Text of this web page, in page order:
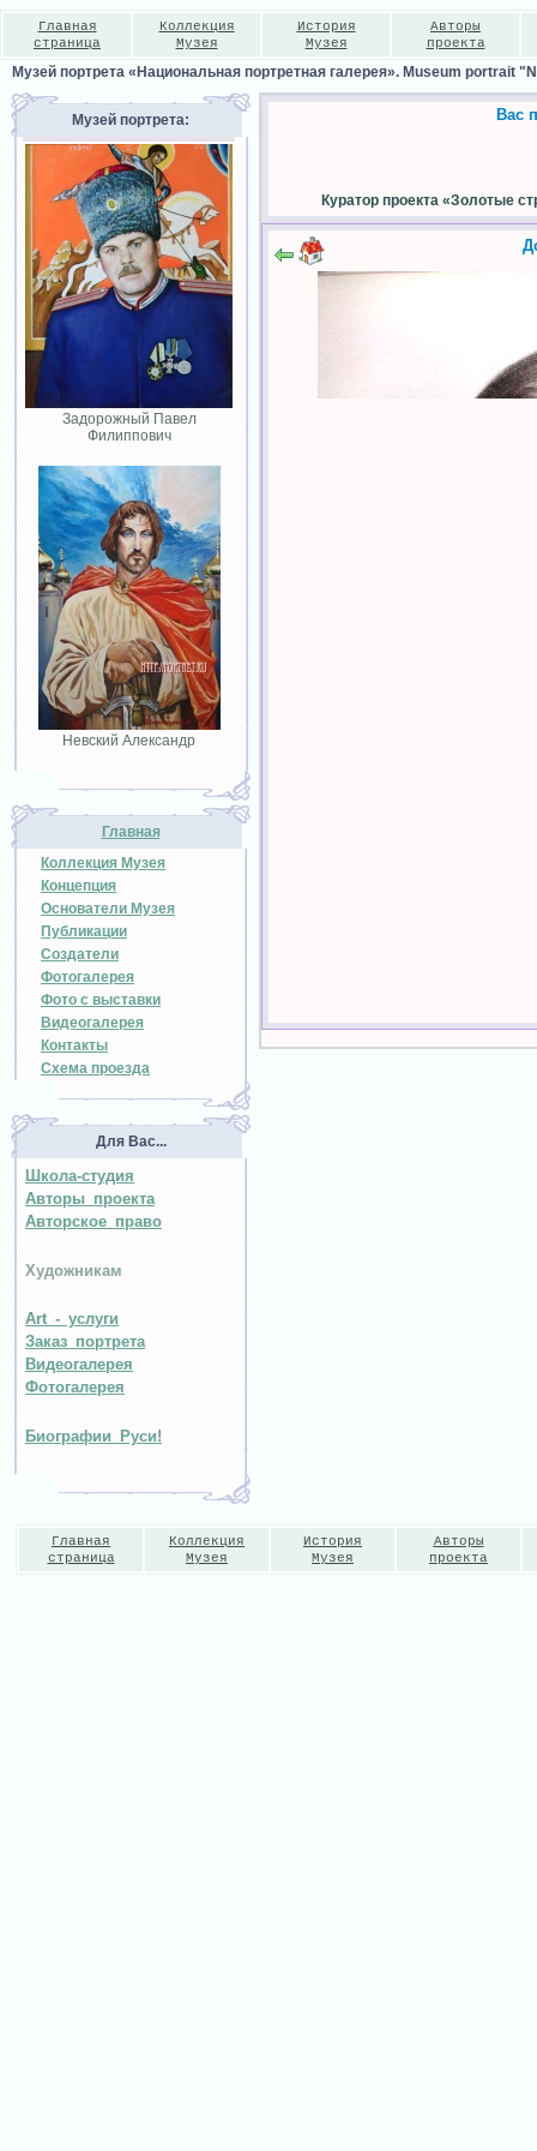
Главная
страница
Коллекция
Музея
История
Музея
Авторы
проекта
Музей портрета «Национальная портретная галерея». Museum portrait
Музей портрета:
Задорожный Павел
Филиппович
Невский Александр
Главная
Коллекция Музея
Концепция
Основатели Музея
Публикации
Создатели
Фотогалерея
Фото с выставки
Видеогалерея
Контакты
Схема проезда
Для Вас...
Школа-студия
Авторы проекта
Авторское право
Художникам
Art - услуги
Заказ портрета
Видеогалерея
Фотогалерея
Биографии Руси!
Вас
Куратор проекта «Золотые
Главная
страница
Коллекция
Музея
История
Музея
Авторы
проекта